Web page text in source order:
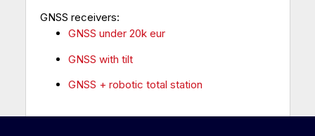
GNSS receivers:
GNSS under 20k eur
GNSS with tilt
GNSS + robotic total station